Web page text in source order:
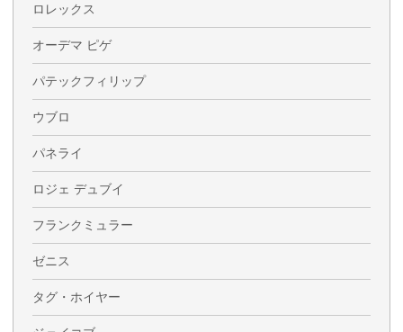
ロレックス
オーデマ ピゲ
パテックフィリップ
ウブロ
パネライ
ロジェ デュブイ
フランクミュラー
ゼニス
タグ・ホイヤー